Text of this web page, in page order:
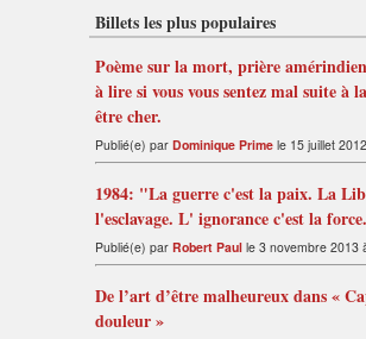
Billets les plus populaires
Poème sur la mort, prière
à lire si vous vous sentez mal suite à
être cher.
Publié(e) par Dominique Prime le 15 juillet
1984: "La guerre c'est la paix. La
l'esclavage. L' ignorance c'est la
Publié(e) par Robert Paul le 3 novembre 2013
De l’art d’être malheureux dans «
douleur »